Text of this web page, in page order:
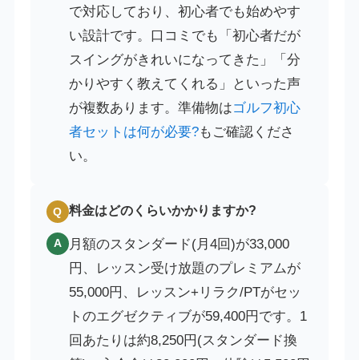
で対応しており、初心者でも始めやす
い設計です。口コミでも「初心者だが
スイングがきれいになってきた」「分
かりやすく教えてくれる」といった声
が複数あります。準備物はゴルフ初心
者セットは何が必要?もご確認くださ
い。
Q 料金はどのくらいかかりますか?
A 月額のスタンダード(月4回)が33,000
円、レッスン受け放題のプレミアムが
55,000円、レッスン+リラク/PTがセッ
トのエグゼクティブが59,400円です。1
回あたりは約8,250円(スタンダード換